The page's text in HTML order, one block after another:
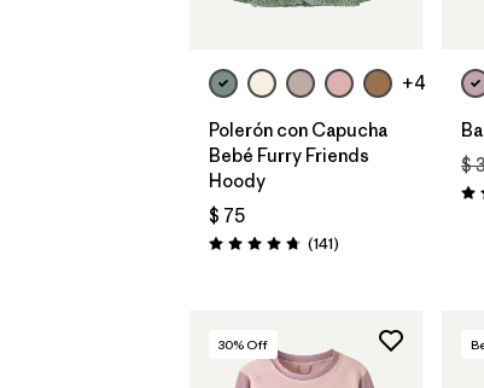
+4
Polerón con Capucha
Bebé Furry Friends
Hoody
$ 75
Valoración: 4.7 / 5
(141Comentarios
)
$
30% Off